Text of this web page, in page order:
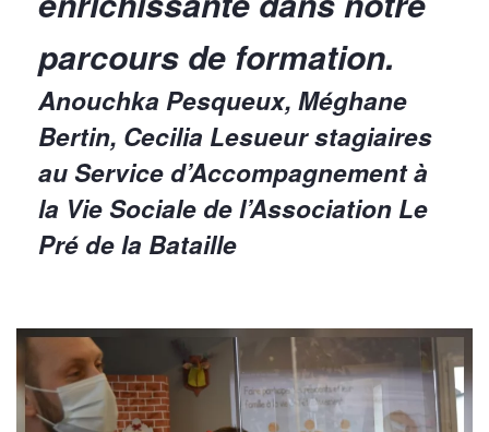
parcours de formation.
Anouchka Pesqueux, Méghane
Bertin, Cecilia Lesueur stagiaires
au Service d’Accompagnement à
la Vie Sociale de l’Association Le
Pré de la Bataille